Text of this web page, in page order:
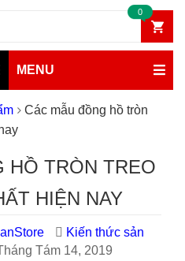
0
MENU
Các mẫu đồng hồ tròn
HỒ TRÒN TREO
HIỆN NAY
Kiến thức sản
Tám 14, 2019